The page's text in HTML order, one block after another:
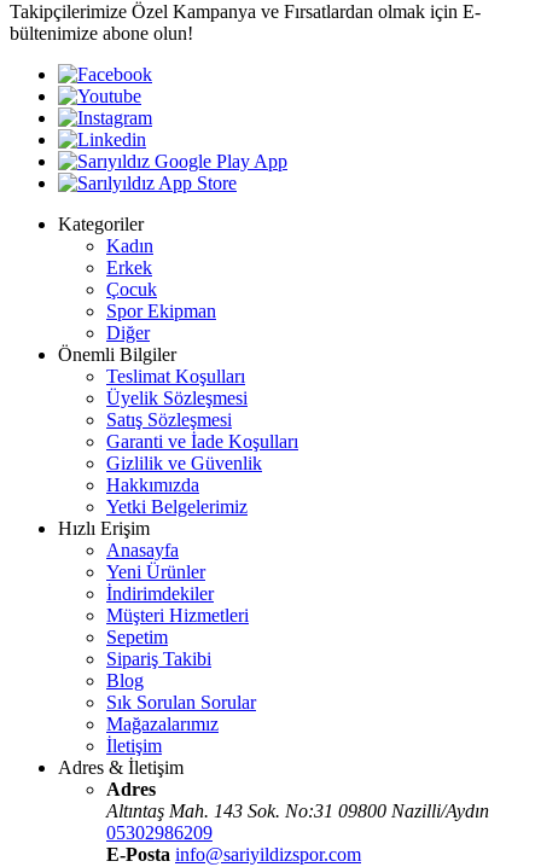
Takipçilerimize Özel Kampanya ve Fırsatlardan olmak için E-
bültenimize abone olun!
Kategoriler
Kadın
Erkek
Çocuk
Spor Ekipman
Diğer
Önemli Bilgiler
Teslimat Koşulları
Üyelik Sözleşmesi
Satış Sözleşmesi
Garanti ve İade Koşulları
Gizlilik ve Güvenlik
Hakkımızda
Yetki Belgelerimiz
Hızlı Erişim
Anasayfa
Yeni Ürünler
İndirimdekiler
Müşteri Hizmetleri
Sepetim
Sipariş Takibi
Blog
Sık Sorulan Sorular
Mağazalarımız
İletişim
Adres & İletişim
Adres
Altıntaş Mah. 143 Sok. No:31 09800 Nazilli/Aydın
05302986209
E-Posta info@sariyildizspor.com